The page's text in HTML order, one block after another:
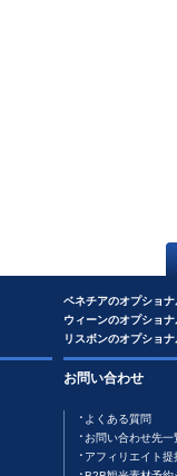
ベネチアのオプショ
ウィーンのオプショ
リスボンのオプショ
お問い合わせ
よくある質問
お問い合わせ先一
アフィリエイト